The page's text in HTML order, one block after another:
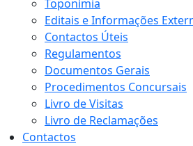
Toponímia
Editais e Informações
Contactos Úteis
Regulamentos
Documentos Gerais
Procedimentos Concursais
Livro de Visitas
Livro de Reclamações
Contactos